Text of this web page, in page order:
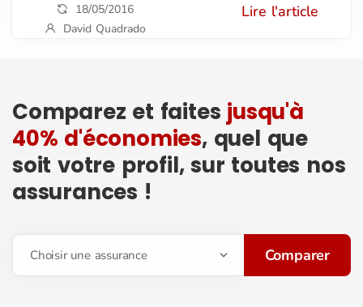
18/05/2016
David Quadrado
Lire l'article
Comparez et faites jusqu'à
40% d'économies, quel que
soit votre profil, sur toutes nos
assurances !
Choisir une assurance Comparer